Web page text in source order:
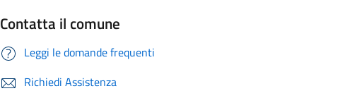
Contatta il comune
Leggi le domande frequenti
Richiedi Assistenza